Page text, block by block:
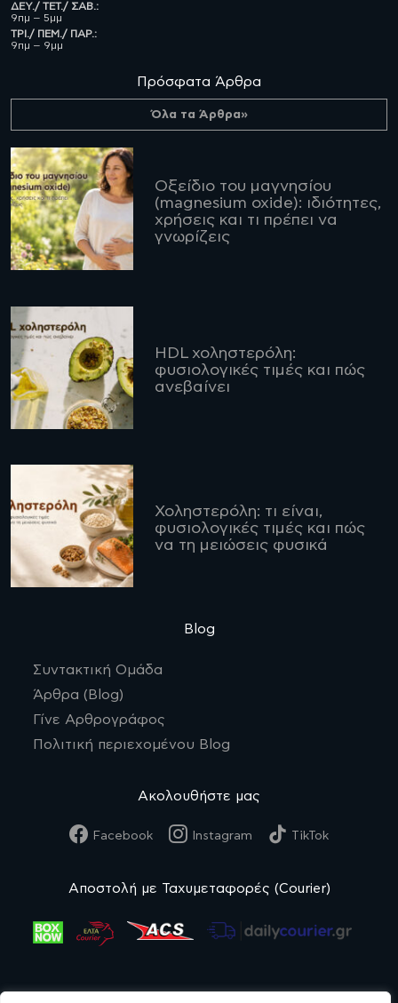
ΔΕΥ./ ΤΕΤ./ ΣΑΒ.:
9πμ – 5μμ
ΤΡΙ./ ΠΕΜ./ ΠΑΡ.:
9πμ – 9μμ
Πρόσφατα Άρθρα
Όλα τα Άρθρα»
Οξείδιο του μαγνησίου
(magnesium oxide): ιδιότητες,
χρήσεις και τι πρέπει να
γνωρίζεις
HDL χοληστερόλη:
φυσιολογικές τιμές και πώς
ανεβαίνει
Χοληστερόλη: τι είναι,
φυσιολογικές τιμές και πώς
να τη μειώσεις φυσικά
Blog
Συντακτική Ομάδα
Άρθρα (Blog)
Γίνε Αρθρογράφος
Πολιτική περιεχομένου Blog
Ακολουθήστε μας
Facebook Instagram TikTok
Αποστολή με Ταχυμεταφορές (Courier)